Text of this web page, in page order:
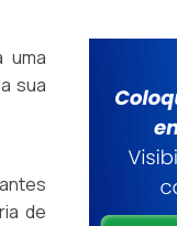
uma
sua
de